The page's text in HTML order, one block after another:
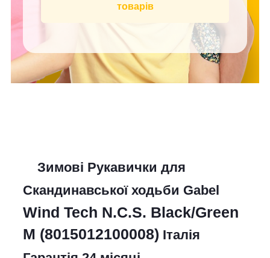
товарів
Зимові Рукавички для
Cкандинавської ходьби Gabel
Wind Tech N.C.S. Black/Green
M (8015012100008) Італія